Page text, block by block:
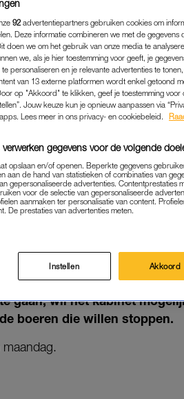
BOEREN
EURO'S' OM
TEGEN TE
NIEUWS|LINDA.
03-02-2020 ANNELOES
gaan, wil het kabinet
boeren die willen stoppen.
maandag.
92 advertentiepartners gebruiken cookies om
Deze informatie combineren we met de gegevens
doen we om het gebruik van onze media te
we, als je hier toestemming voor geeft, je
personaliseren en je relevante advertenties te
van 13 externe platformen wordt enkel getoond
op "Akkoord" te klikken, geef je toestemming
Jouw keuze kun je opnieuw aanpassen via
Lees meer in ons privacy- en cookiebeleid.
gegevens voor de volgende
opslaan en/of openen. Beperkte gegevens
aan de hand van statistieken of combinaties van
gepersonaliseerde advertenties. Contentprestaties
voor de selectie van gepersonaliseerde
aanmaken ter personalisatie van content.
De prestaties van advertenties meten.
Instellen Akkoord